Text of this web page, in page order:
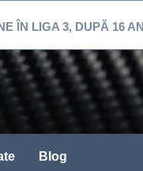
3, DUPĂ 16 ANI
Blog